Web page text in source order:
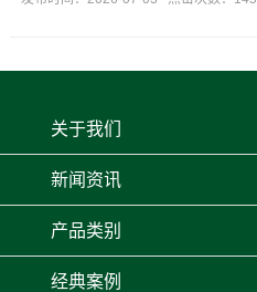
关于我们
新闻资讯
产品类别
经典案例